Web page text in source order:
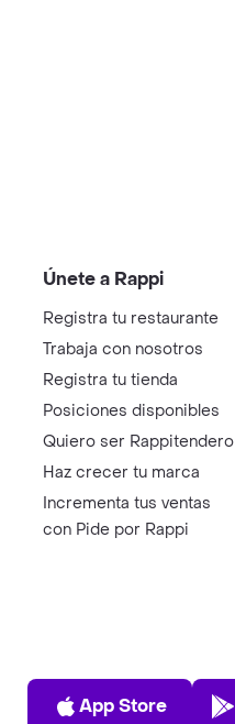
Únete a Rappi
Registra tu restaurante
Trabaja con nosotros
Registra tu tienda
Posiciones disponibles
Quiero ser Rappitendero
Haz crecer tu marca
Incrementa tus ventas
con Pide por Rappi
App Store
App Store